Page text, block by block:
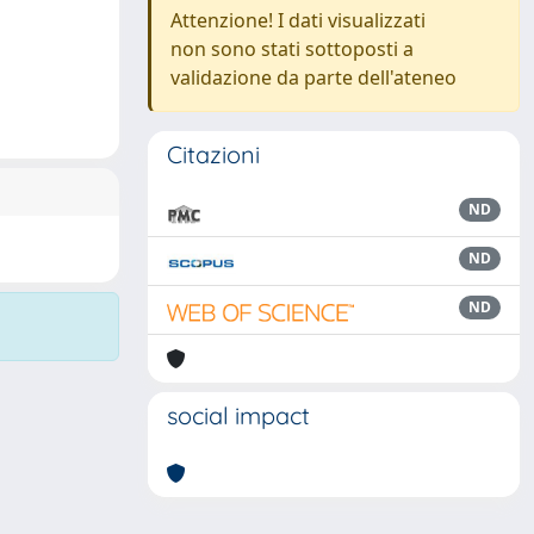
Attenzione! I dati visualizzati
non sono stati sottoposti a
validazione da parte dell'ateneo
Citazioni
ND
ND
ND
social impact